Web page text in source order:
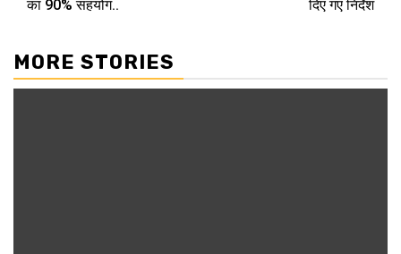
का 90% सहयोग..
दिए गए निर्देश
MORE STORIES